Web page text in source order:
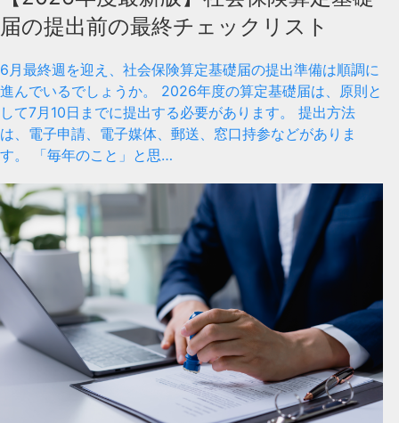
届の提出前の最終チェックリスト
6月最終週を迎え、社会保険算定基礎届の提出準備は順調に
進んでいるでしょうか。 2026年度の算定基礎届は、原則と
して7月10日までに提出する必要があります。 提出方法
は、電子申請、電子媒体、郵送、窓口持参などがありま
す。 「毎年のこと」と思…